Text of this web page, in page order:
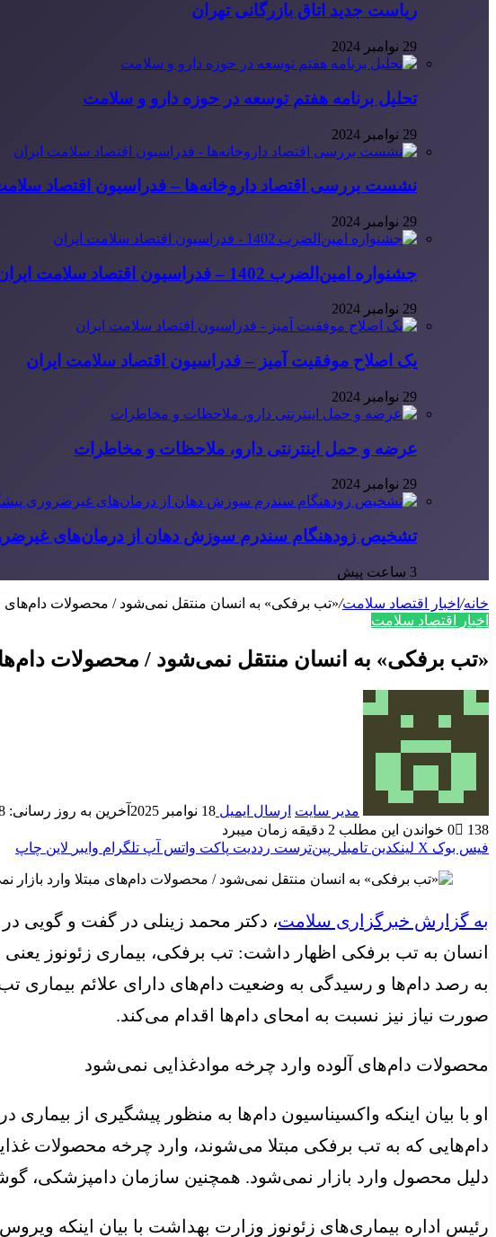
ریاست جدید اتاق بازرگانی تهران
29 نوامبر 2024
تحلیل برنامه هفتم توسعه در حوزه دارو و سلامت
29 نوامبر 2024
نشست بررسی اقتصاد داروخانه‌ها – فدراسیون اقتصاد
29 نوامبر 2024
جشنواره امین‌الضرب 1402 – فدراسیون اقتصاد سلامت ایران
29 نوامبر 2024
یک اصلاح موفقیت آمیز – فدراسیون اقتصاد سلامت ایران
29 نوامبر 2024
عرضه و حمل اینترنتی دارو، ملاحظات و مخاطرات
29 نوامبر 2024
تشخیص زودهنگام سندرم سوزش دهان از درمان‌های
3 ساعت پیش
خانه/ اخبار اقتصاد سلامت/«تب برفکی» به انسان منتقل نمی‌شود / محصولات دام‌های
اخبار اقتصاد سلامت
«تب برفکی» به انسان منتقل نمی‌شود / محصولات
مدیر سایت ارسال ایمیل 18 نوامبر 2025
آخرین به روز رسانی: 18 نوامبر 2025
0
138
خواندن این مطلب 2 دقیقه زمان میبرد
فیس بوک X لینکدین ‫تامبلر ‫پین‌ترست ‫رددیت پاکت واتس آپ تلگرام وایبر لاین چاپ
به گزارش خبرگزاری سلامت، دکتر محمد زینلی در گفت و گویی
انسان به تب برفکی اظهار داشت: تب برفکی، بیماری زئونوز
به رصد دام‌ها و رسیدگی به وضعیت دام‌های دارای علائم بیماری
صورت نیاز نیز نسبت به امحای دام‌ها اقدام می‌کند.
محصولات دام‌های آلوده وارد چرخه موادغذایی نمی‌شود
او با بیان اینکه واکسیناسیون دام‌ها به منظور پیشگیری از
دام‌هایی که به تب برفکی مبتلا می‌شوند، وارد چرخه محصولات
دلیل محصول وارد بازار نمی‌شود. همچنین سازمان دامپزشکی،
رئیس اداره بیماری‌های زئونوز وزارت بهداشت با بیان اینکه